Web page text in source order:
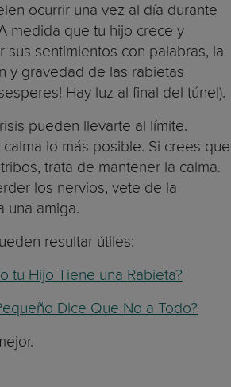
ocurrir una vez al día durante
medida que tu hijo crece y
sus sentimientos con palabras, la
y gravedad de las rabietas
Hay luz al final del túnel).
pueden llevarte al límite.
lo más posible. Si crees que
trata de mantener la calma.
los nervios, vete de la
una amiga.
resultar útiles:
tu Hijo Tiene una Rabieta?
Dice Que No a Todo?